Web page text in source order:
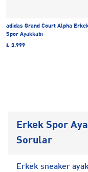
adidas Grand Court Alpha Erkek
Spor Ayakkabı
₺ 3.999
Erkek Spor
Sorular
Erkek sneaker